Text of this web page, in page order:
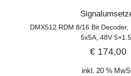
DMX512 RDM 8/16 Bit
5x5A, 48V
€174,00
inkl. 20 %